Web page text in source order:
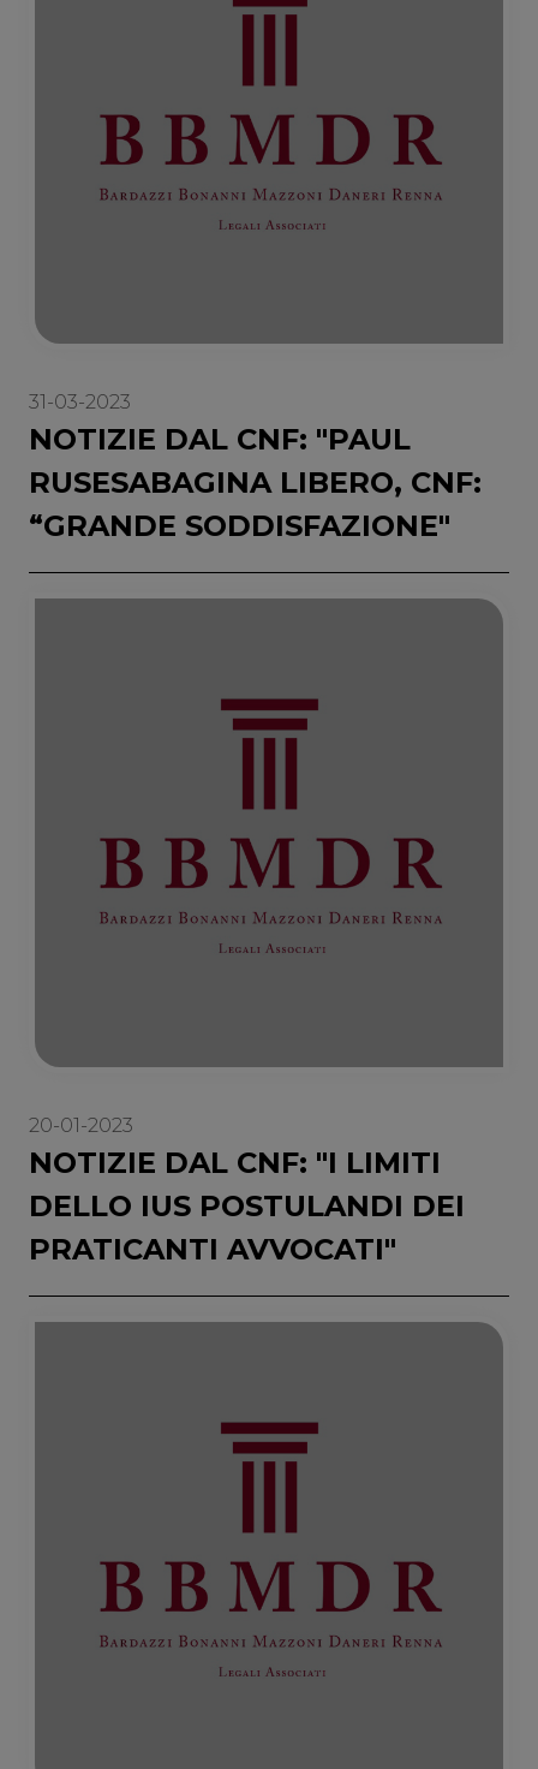
31-03-2023
NOTIZIE DAL CNF: "PAUL
RUSESABAGINA LIBERO, CNF:
“GRANDE SODDISFAZIONE"
20-01-2023
NOTIZIE DAL CNF: "I LIMITI
DELLO IUS POSTULANDI DEI
PRATICANTI AVVOCATI"